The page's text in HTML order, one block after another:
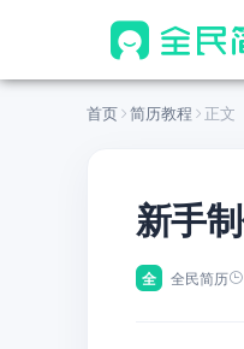
首页 简历教程 正文
新手
全 全民简历